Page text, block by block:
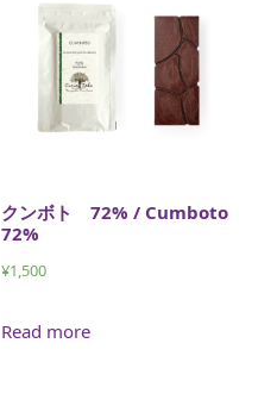
クンボト 72% / Cumboto
72%
¥1,500
Read more